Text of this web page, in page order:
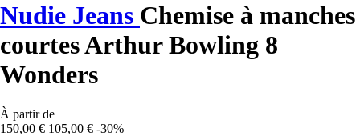
Nudie Jeans Chemise à manches
courtes Arthur Bowling 8
Wonders
À partir de
150,00 € 105,00 € -30%